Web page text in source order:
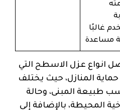
غالبًا
مساعدة
انواع عزل الاسطح التي
المنازل، حيث يختلف
طبيعة المبنى، وحالة
المحيطة، بالإضافة إلى